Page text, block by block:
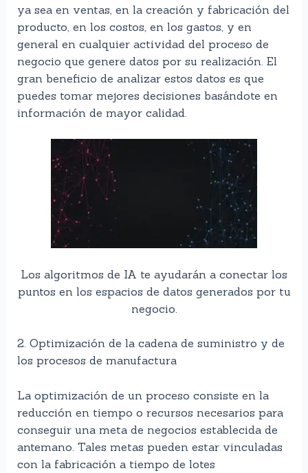
ya sea en ventas, en la creación y fabricación del
producto, en los costos, en los gastos, y en
general en cualquier actividad del proceso de
negocio que genere datos por su realización. El
gran beneficio de analizar estos datos es que
puedes tomar mejores decisiones basándote en
información de mayor calidad.
Los algoritmos de IA te ayudarán a conectar los
puntos en los espacios de datos generados por tu
negocio.
2. Optimización de la cadena de suministro y de
los procesos de manufactura
La optimización de un proceso consiste en la
reducción en tiempo o recursos necesarios para
conseguir una meta de negocios establecida de
antemano. Tales metas pueden estar vinculadas
con la fabricación a tiempo de lotes